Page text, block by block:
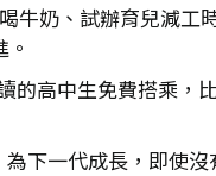
牛奶、試辦育兒減工
的高中生免費搭乘，
下一代成長，即使沒